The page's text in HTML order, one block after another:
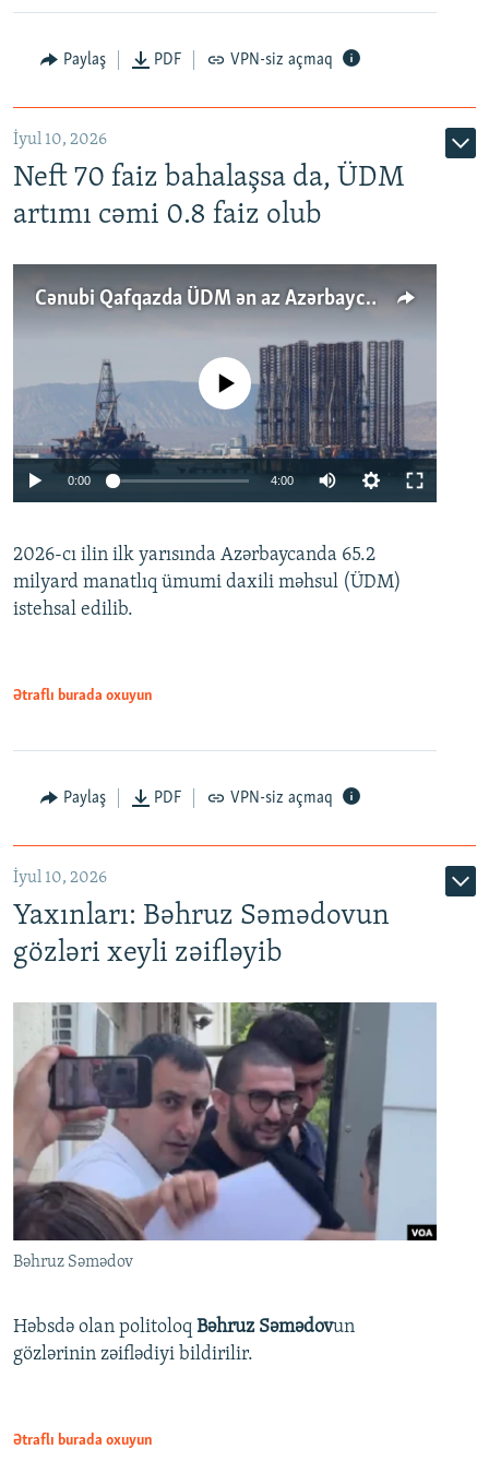
Paylaş PDF VPN-siz açmaq
İyul 10, 2026
Neft 70 faiz bahalaşsa da, ÜDM
artımı cəmi 0.8 faiz olub
Cənubi Qafqazda ÜDM ən az Azərbaycanda artır: Qonşuları niyə Bakını qabaqlaya bilir?
Auto 240p 360p 480p
No media source currently available
0:00 4:00
360p
480p
2026-cı ilin ilk yarısında Azərbaycanda 65.2
milyard manatlıq ümumi daxili məhsul (ÜDM)
istehsal edilib.
Ətraflı burada oxuyun
Paylaş PDF VPN-siz açmaq
İyul 10, 2026
Yaxınları: Bəhruz Səmədovun
gözləri xeyli zəifləyib
Bəhruz Səmədov
Həbsdə olan politoloq Bəhruz Səmədovun
gözlərinin zəiflədiyi bildirilir.
Ətraflı burada oxuyun